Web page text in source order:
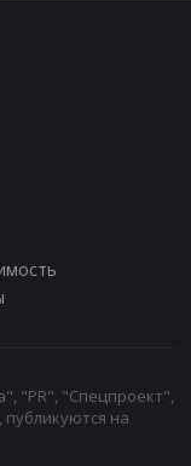
"PR", "Спецпроект",
на